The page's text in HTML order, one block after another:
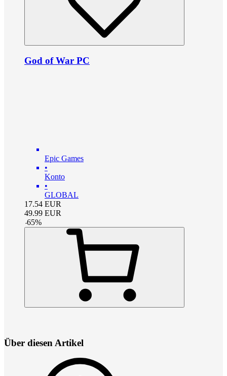
God of War PC
Epic Games
•
Konto
•
GLOBAL
17.54 EUR
49.99 EUR
-65%
Über diesen Artikel